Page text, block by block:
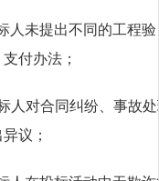
人未提出不同的工程验
付办法；
人对合同纠纷、事故
议；